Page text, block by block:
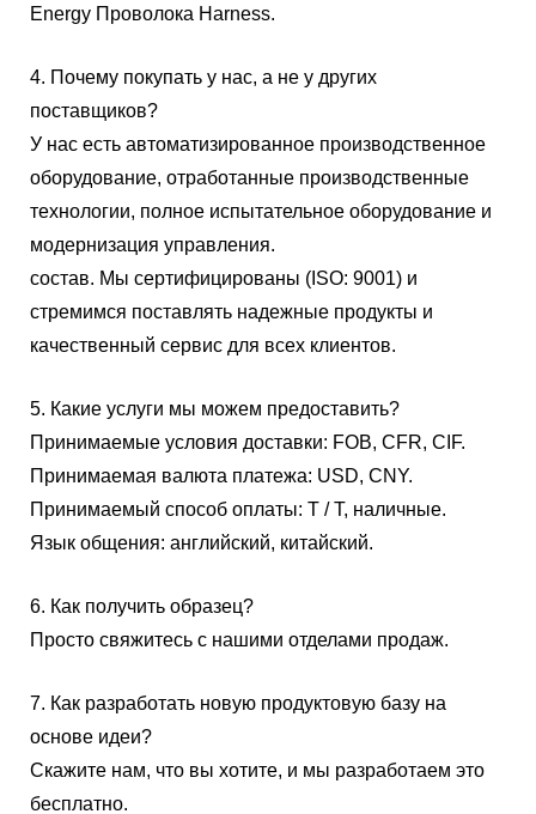
Energy Проволока Harness.
4. Почему покупать у нас, а не у других
поставщиков?
У нас есть автоматизированное производственное
оборудование, отработанные производственные
технологии, полное испытательное оборудование и
модернизация управления.
состав. Мы сертифицированы (ISO: 9001) и
стремимся поставлять надежные продукты и
качественный сервис для всех клиентов.
5. Какие услуги мы можем предоставить?
Принимаемые условия доставки: FOB, CFR, CIF.
Принимаемая валюта платежа: USD, CNY.
Принимаемый способ оплаты: T / T, наличные.
Язык общения: английский, китайский.
6. Как получить образец?
Просто свяжитесь с нашими отделами продаж.
7. Как разработать новую продуктовую базу на
основе идеи?
Скажите нам, что вы хотите, и мы разработаем это
бесплатно.